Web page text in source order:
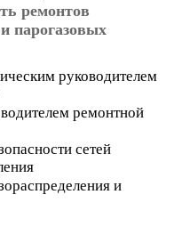
ремонтов
парогазовых
руководителем
ремонтной
сетей
и